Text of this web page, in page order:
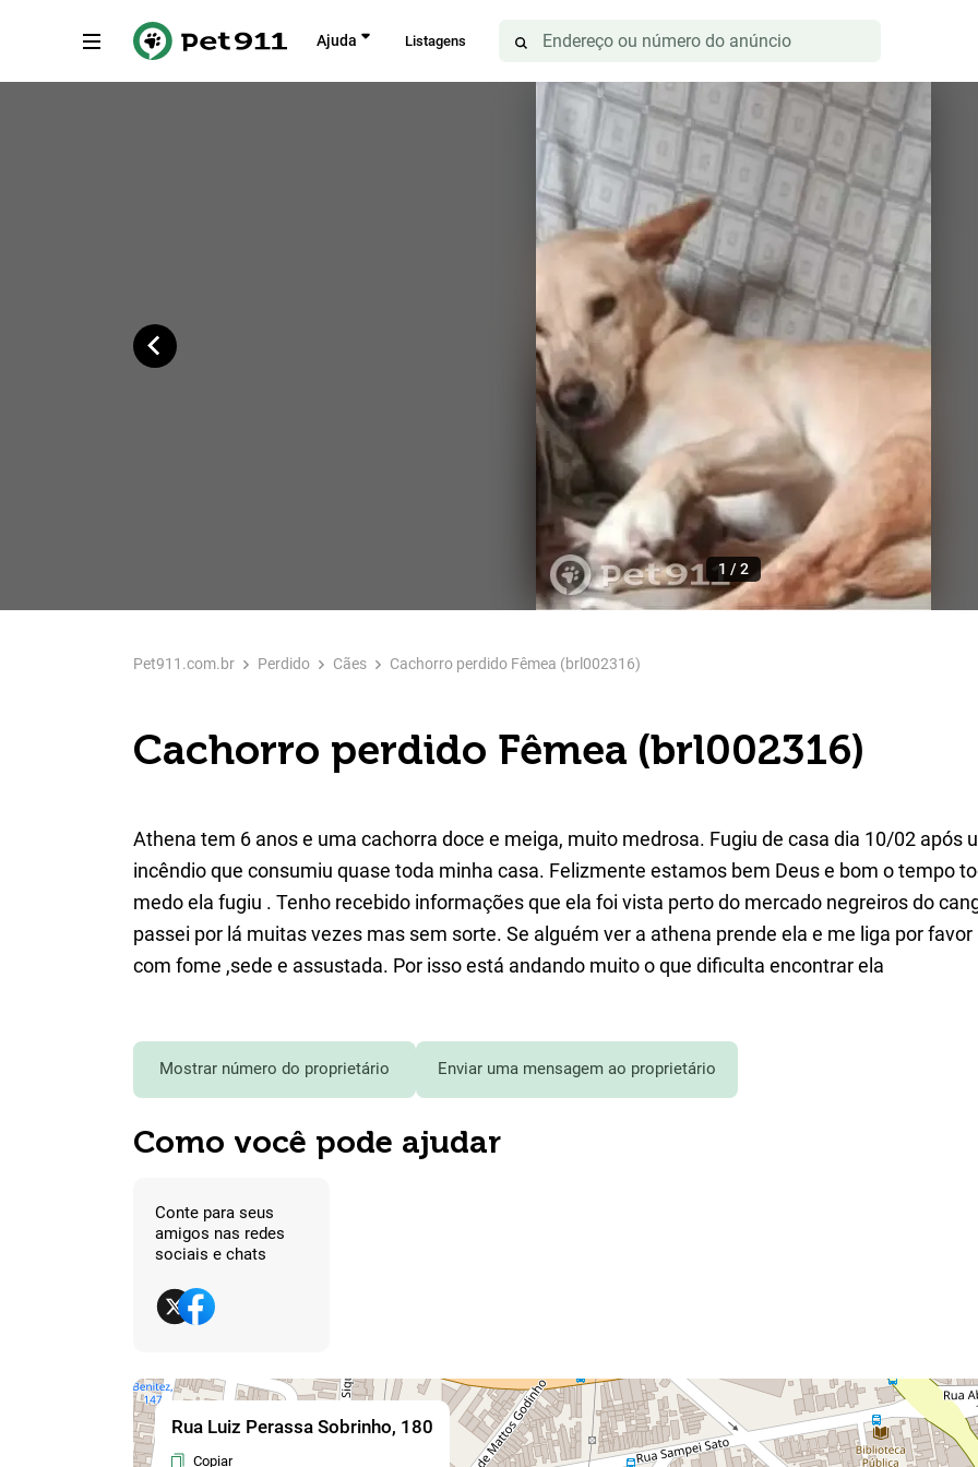
Ajuda Listagens
1 / 2
Pet911.com.br Perdido Cães Cachorro perdido Fêmea (brl002316)
Cachorro perdido Fêmea (brl002316)
Athena tem 6 anos e uma cachorra doce e meiga, muito medrosa. Fugiu de casa dia 10/02 após
incêndio que consumiu quase toda minha casa. Felizmente estamos bem Deus e bom o tempo
medo ela fugiu . Tenho recebido informações que ela foi vista perto do mercado negreiros do
passei por lá muitas vezes mas sem sorte. Se alguém ver a athena prende ela e me liga por favor
com fome ,sede e assustada. Por isso está andando muito o que dificulta encontrar ela
Mostrar número do proprietário Enviar uma mensagem ao proprietário
Como você pode ajudar
Conte para seus
amigos nas redes
sociais e chats
Rua Luiz Perassa Sobrinho, 180
Copiar
Voltar